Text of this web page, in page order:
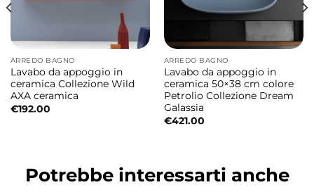
praticità ed eleganza senza tempo.
Lavabo con vasca centrale elegante e
funzionale
La configurazione con vasca centrale crea
una composizione armoniosa e offre pratici
piani laterali d’appoggio. Una soluzione
devono convivere perfettamente.
ARREDO BAGNO
Lavabo da appoggio in
ceramica Collezione Wild
AXA ceramica
€192.00
ARREDO BAGNO
Lavabo da appoggio in
ceramica 50×38 cm colore
Petrolio Collezione Dream
Galassia
€421.00
Potrebbe interessarti anche